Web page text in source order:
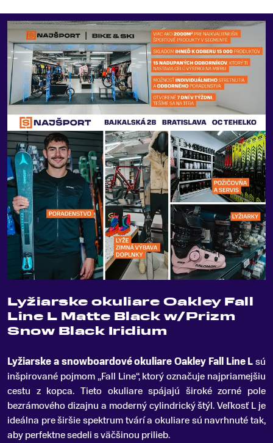
Lyžiarske okuliare Oakley Fall
Line L Matte Black w/Prizm
Snow Black Iridium
Lyžiarske a snowboardové okuliare Oakley Fall Line Lsú
inšpirované pojmom „Fall Line“, ktorý označuje najpriamejšiu
cestu z kopca. Tieto okuliare spájajú široké zorné pole
bezrámového dizajnu a moderný cylindrický štýl. Veľkosť L je
ideálna pre širšie spektrum tvárí a okuliare sú navrhnuté tak,
aby perfektne sedeli s väčšinou prilieb.